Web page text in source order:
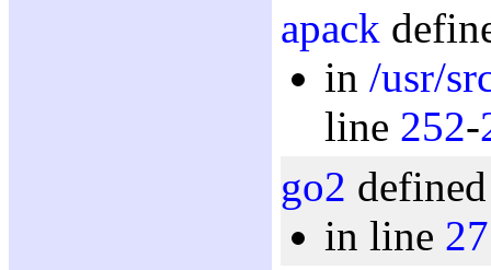
apack
in /usr/
line 252-
go2
in line 27